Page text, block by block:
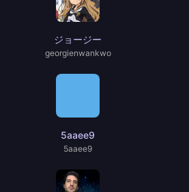
ジョージー
georgienwankwo
5aaee9
5aaee9